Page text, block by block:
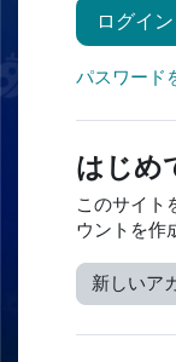
ログイン
パスワード
はじめ
このサイト
ウントを作
新しいア